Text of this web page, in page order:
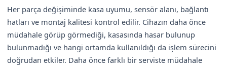
Her parça değişiminde kasa uyumu, sensör alanı, bağlantı
hatları ve montaj kalitesi kontrol edilir. Cihazın daha önce
müdahale görüp görmediği, kasasında hasar bulunup
bulunmadığı ve hangi ortamda kullanıldığı da işlem sürecini
doğrudan etkiler. Daha önce farklı bir serviste müdahale